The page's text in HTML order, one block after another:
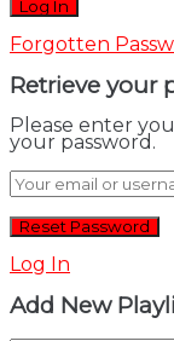
Forgotten
Retrieve your
Please enter
your password.
Log In
Add New